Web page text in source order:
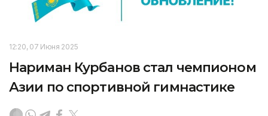
12:20, 07 Июня 2025
Нариман Курбанов стал чемпионом
Азии по спортивной гимнастике